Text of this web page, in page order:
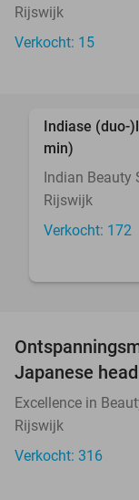
Rijswijk
Verkocht: 15
Indiase (duo-
min)
Indian Beauty
Rijswijk
Verkocht: 172
Japanese
Excellence in
Rijswijk
Verkocht: 316